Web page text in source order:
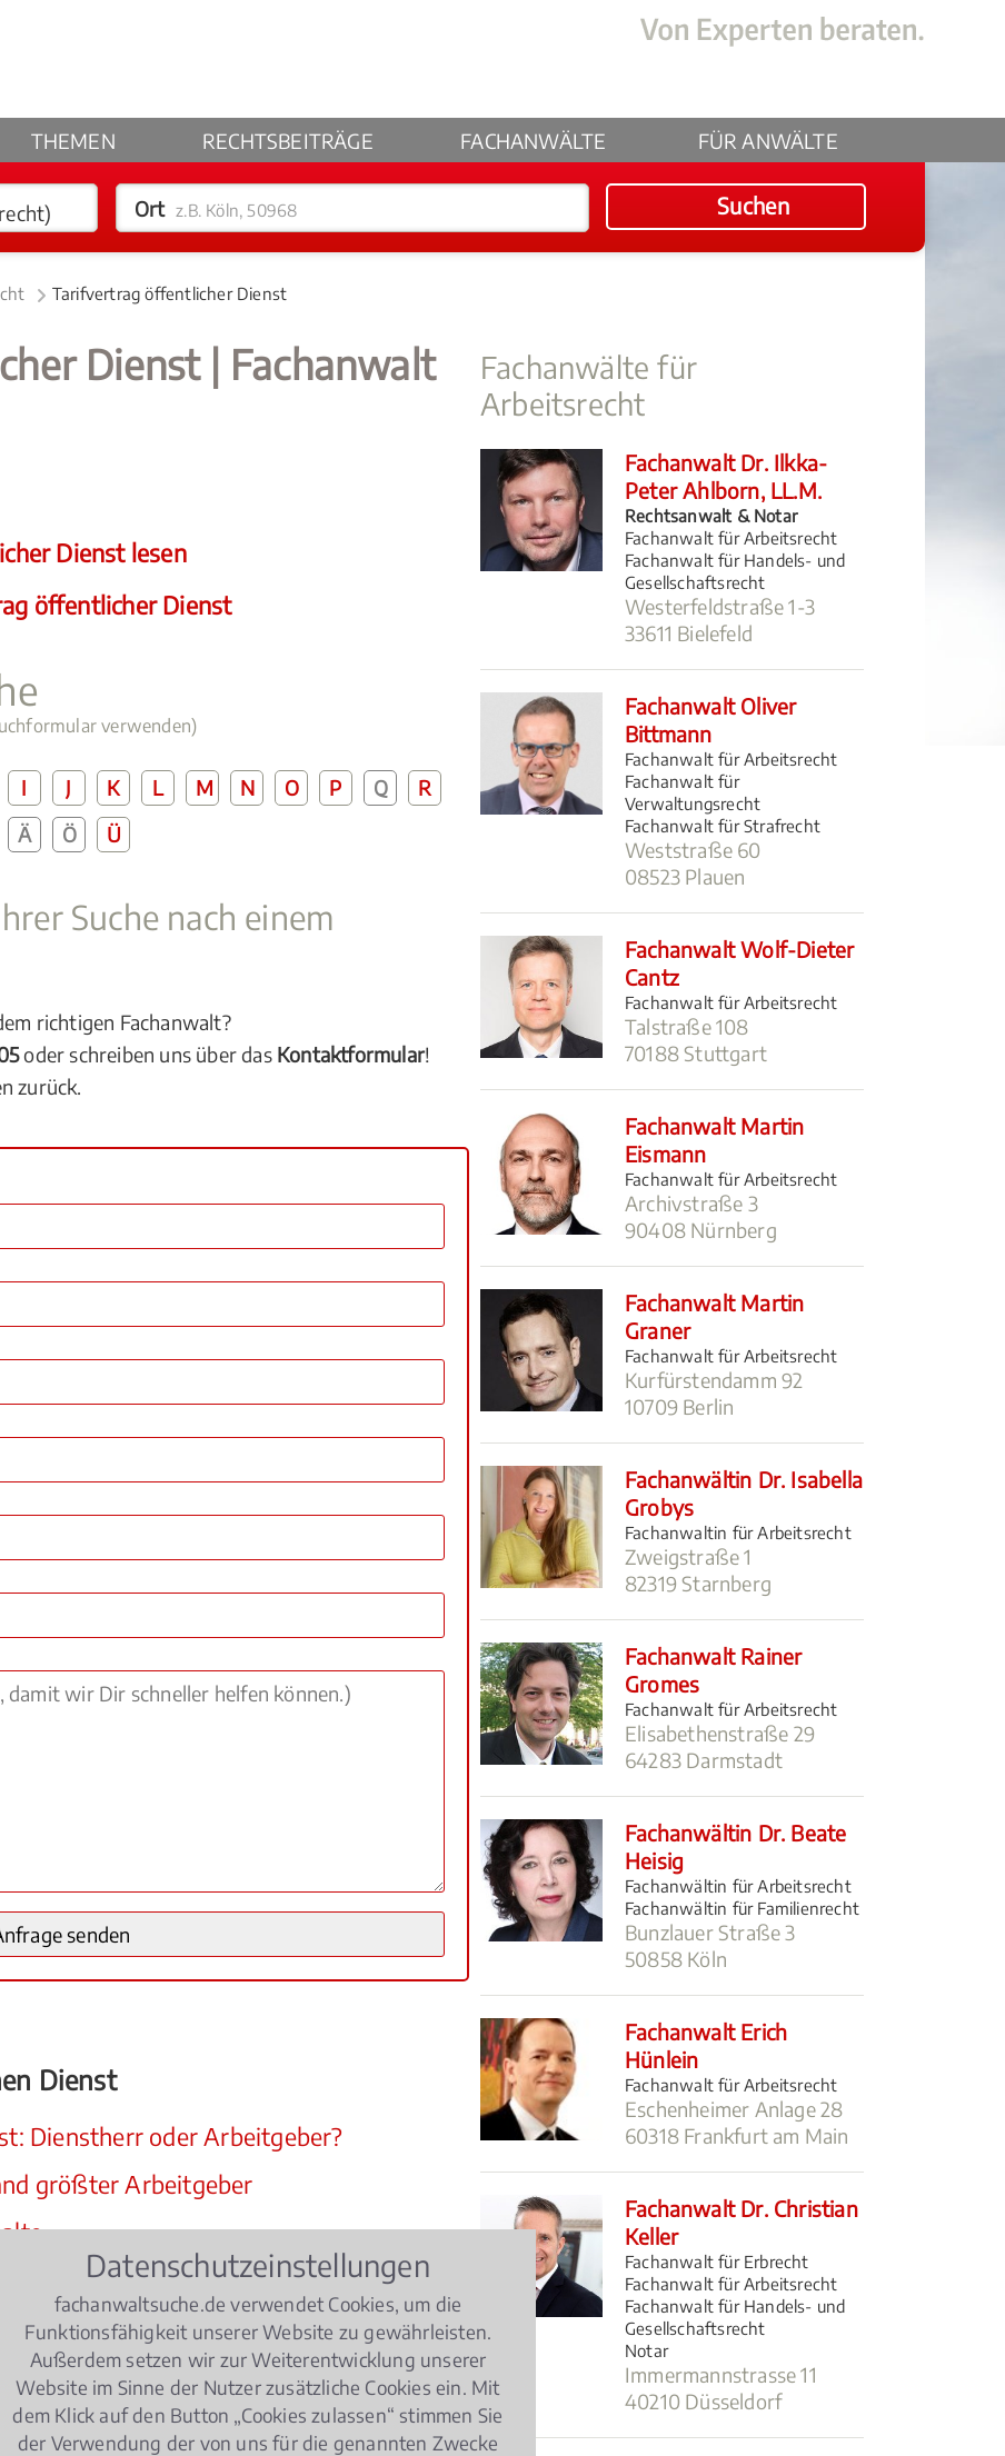
THEMEN RECHTSBEITRÄGE FACHANWÄLTE FÜR ANWÄLTE
Ort z.B. Köln, 50968 Suchen
Tarifvertrag öffentlicher Dienst
Dienst | Fachanwalt
Dienst lesen
öffentlicher Dienst
verwenden)
I J K L M N O P Q
R
Ä Ö Ü
Suche nach einem
richtigen Fachanwalt?
oder schreiben uns über das Kontaktformular!
zurück.
Dienst
Dienstherr oder Arbeitgeber?
größter Arbeitgeber
die Gesamtheit der Mitarbeiterinnen und
sind. Dabei wird unterschieden zwischen
Gesetz geregelten Dienstverhältnis stehen, und
gilt das reguläreArbeitsrecht , ausgedrückt in
Fachanwälte für
Arbeitsrecht
Fachanwalt Dr. Ilkka-
Peter Ahlborn, LL.M.
Rechtsanwalt & Notar
Fachanwalt für Arbeitsrecht
Fachanwalt für Handels- und
Gesellschaftsrecht
Westerfeldstraße 1-3
33611 Bielefeld
Fachanwalt Oliver
Bittmann
Fachanwalt für Arbeitsrecht
Fachanwalt für
Verwaltungsrecht
Fachanwalt für Strafrecht
Weststraße 60
08523 Plauen
Fachanwalt Wolf-Dieter
Cantz
Fachanwalt für Arbeitsrecht
Talstraße 108
70188 Stuttgart
Fachanwalt Martin
Eismann
Fachanwalt für Arbeitsrecht
Archivstraße 3
90408 Nürnberg
Fachanwalt Martin
Graner
Fachanwalt für Arbeitsrecht
Kurfürstendamm 92
10709 Berlin
Fachanwältin Dr. Isabella
Grobys
Fachanwaltin für Arbeitsrecht
Zweigstraße 1
82319 Starnberg
Fachanwalt Rainer
Gromes
Fachanwalt für Arbeitsrecht
Elisabethenstraße 29
64283 Darmstadt
Fachanwältin Dr. Beate
Heisig
Fachanwältin für Arbeitsrecht
Fachanwältin für Familienrecht
Bunzlauer Straße 3
50858 Köln
Fachanwalt Erich
Hünlein
Fachanwalt für Arbeitsrecht
Eschenheimer Anlage 28
60318 Frankfurt am Main
Fachanwalt Dr. Christian
Keller
Fachanwalt für Erbrecht
Fachanwalt für Arbeitsrecht
Fachanwalt für Handels- und
Gesellschaftsrecht
Notar
Immermannstrasse 11
40210 Düsseldorf
Datenschutzeinstellungen
fachanwaltsuche.de verwendet Cookies, um die
Funktionsfähigkeit unserer Website zu gewährleisten.
Außerdem setzen wir zur Weiterentwicklung unserer
Website im Sinne der Nutzer zusätzliche Cookies ein. Mit
dem Klick auf den Button „Cookies zulassen“ stimmen Sie
der Verwendung der von uns für die genannten Zwecke